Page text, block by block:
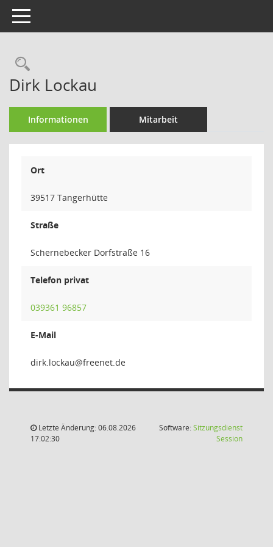
Toggle navigation
Rechercheauswahl
Dirk Lockau
Informationen Mitarbeit
Ort
39517 Tangerhütte
Straße
Schernebecker Dorfstraße 16
Telefon privat
039361 96857
E-Mail
uakco
Letzte Änderung: 06.08.2026
17:02:30
Software:Sitzungsdienst
Session(Wird in